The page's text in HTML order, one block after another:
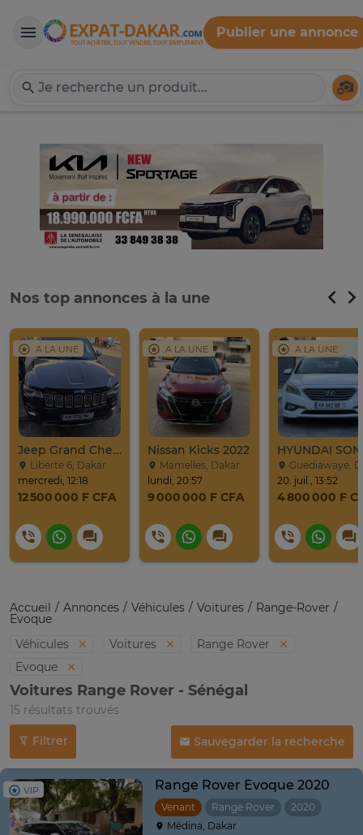
Expat-Dakar
Publier une annonce
Nos top annonces à la une
A LA UNE
Jeep Grand Cherokee Overland 2019 À Vendre
Liberte 6, Dakar
mercredi, 12:18
12 500 000 F CFA
A LA UNE
Nissan Kicks 2022
Mamelles, Dakar
lundi, 20:57
9 000 000 F CFA
A LA UNE
Guediawaye,
20. juil., 13:52
4 800 000 F
Accueil Annonces Véhicules Voitures Range-Rover
Evoque
Véhicules
Voitures
Range Rover
Evoque
Voitures Range Rover - Sénégal
15 résultats trouvés
Filtrer Sauvegarder la recherche
VIP Range Rover Evoque 2020
Venant Range Rover 2020
Médina, Dakar